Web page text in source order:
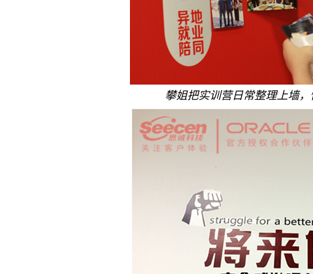
攀姐把实训营日常整理上墙